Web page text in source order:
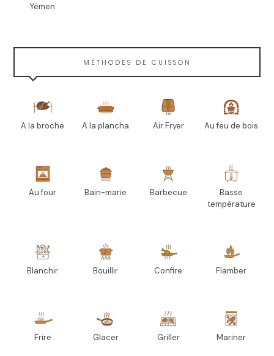
Yémen
MÉTHODES DE CUISSON
A la broche A la plancha Air Fryer Au feu de bois
Au four Bain-marie Barbecue
Basse
température
Blanchir Bouillir Confire Flamber
Frire Glacer Griller Mariner